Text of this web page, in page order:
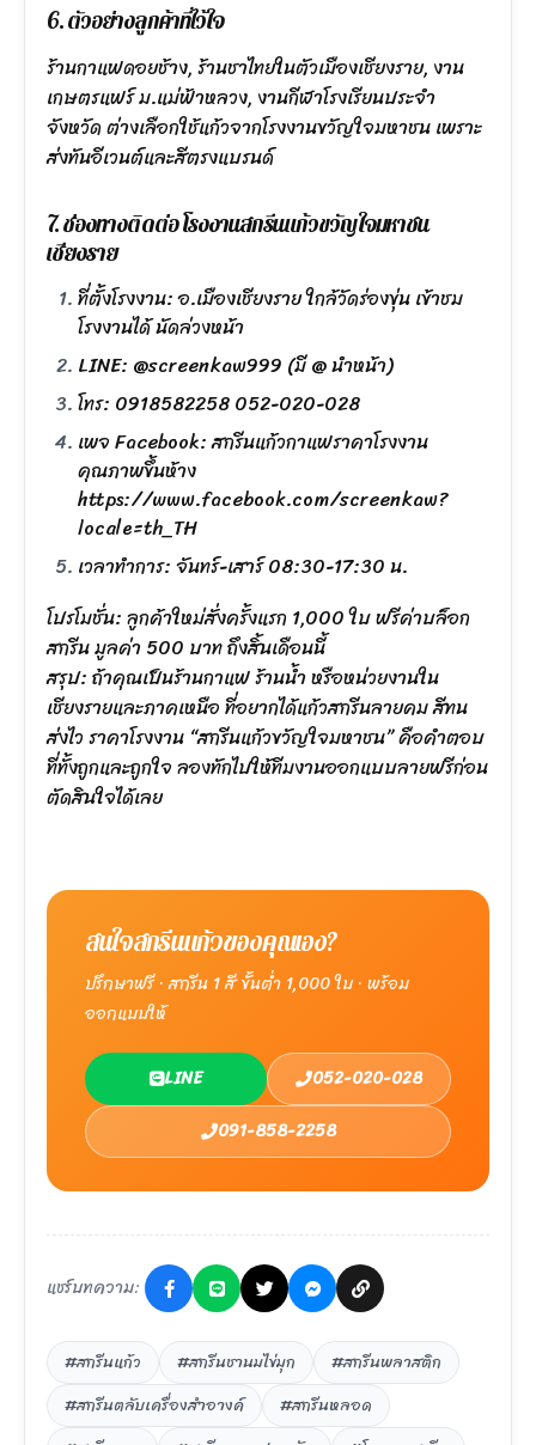
6. ตัวอย่างลูกค้าที่ไว้ใจ
ร้านกาแฟดอยช้าง, ร้านชาไทยในตัวเมืองเชียงราย, งาน
เกษตรแฟร์ ม.แม่ฟ้าหลวง, งานกีฬาโรงเรียนประจำ
จังหวัด ต่างเลือกใช้แก้วจากโรงงานขวัญใจมหาชน เพราะ
ส่งทันอีเวนต์และสีตรงแบรนด์
7. ช่องทางติดต่อ โรงงานสกรีนแก้วขวัญใจมหาชน
เชียงราย
ที่ตั้งโรงงาน: อ.เมืองเชียงราย ใกล้วัดร่องขุ่น เข้าชม
โรงงานได้ นัดล่วงหน้า
LINE: @screenkaw999 (มี @ นำหน้า)
โทร: 0918582258 052-020-028
เพจ Facebook: สกรีนแก้วกาแฟราคาโรงงาน
คุณภาพขึ้นห้าง
https://www.facebook.com/screenkaw?
locale=th_TH
เวลาทำการ: จันทร์-เสาร์ 08:30-17:30 น.
โปรโมชั่น: ลูกค้าใหม่สั่งครั้งแรก 1,000 ใบ ฟรีค่าบล็อก
สกรีน มูลค่า 500 บาท ถึงสิ้นเดือนนี้
สรุป: ถ้าคุณเป็นร้านกาแฟ ร้านน้ำ หรือหน่วยงานใน
เชียงรายและภาคเหนือ ที่อยากได้แก้วสกรีนลายคม สีทน
ส่งไว ราคาโรงงาน “สกรีนแก้วขวัญใจมหาชน” คือคำตอบ
ที่ทั้งถูกและถูกใจ ลองทักไปให้ทีมงานออกแบบลายฟรีก่อน
ตัดสินใจได้เลย
สนใจสกรีนแก้วของคุณเอง?
ปรึกษาฟรี · สกรีน 1 สี ขั้นต่ำ 1,000 ใบ · พร้อม
ออกแบบให้
LINE
052-020-028
091-858-2258
แชร์บทความ:
#สกรีนแก้ว #สกรีนชานมไข่มุก
#สกรีนพลาสติก
#สกรีนตลับเครื่องสำอางค์
#สกรีนหลอด